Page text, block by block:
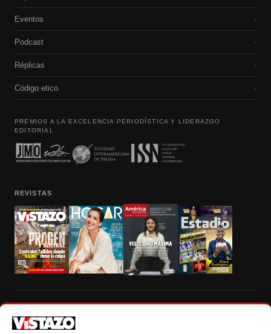
Eventos ›
Podcast ›
Réplicas ›
Código etico ›
PREMIOS A LA EXCELENCIA PERIODÍSTICA Y LIDERAZGO
EDITORIAL
REVISTAS
autorización escrita de su titular, de todos los contenidos de Vistazo.com.